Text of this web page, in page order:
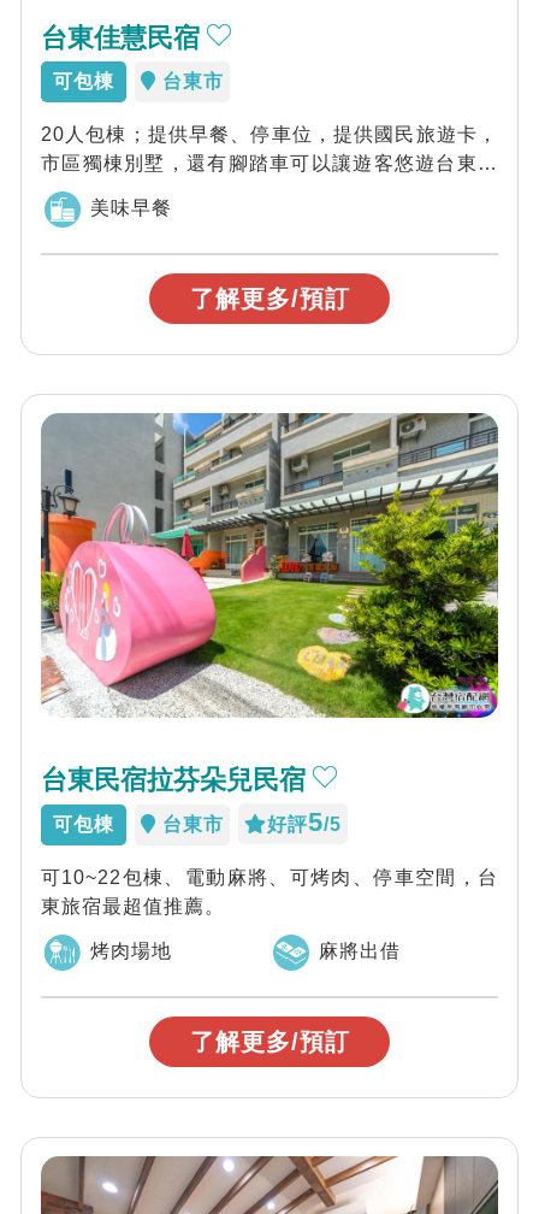
台東佳慧民宿
可包棟 台東市
20人包棟；提供早餐、停車位，提供國民旅遊卡，
市區獨棟別墅，還有腳踏車可以讓遊客悠遊台東市
區~平價又實惠，您全家出遊包棟的最佳選擇...
美味早餐
了解更多/預訂
台東民宿拉芬朵兒民宿
可包棟 台東市 好評5/5
可10~22包棟、電動麻將、可烤肉、停車空間，台
東旅宿最超值推薦。
烤肉場地 麻將出借
了解更多/預訂